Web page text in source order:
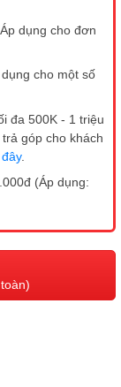
dụng cho đơn
cho một số
đa 500K - 1 triệu
góp cho khách
.
(Áp dụng: